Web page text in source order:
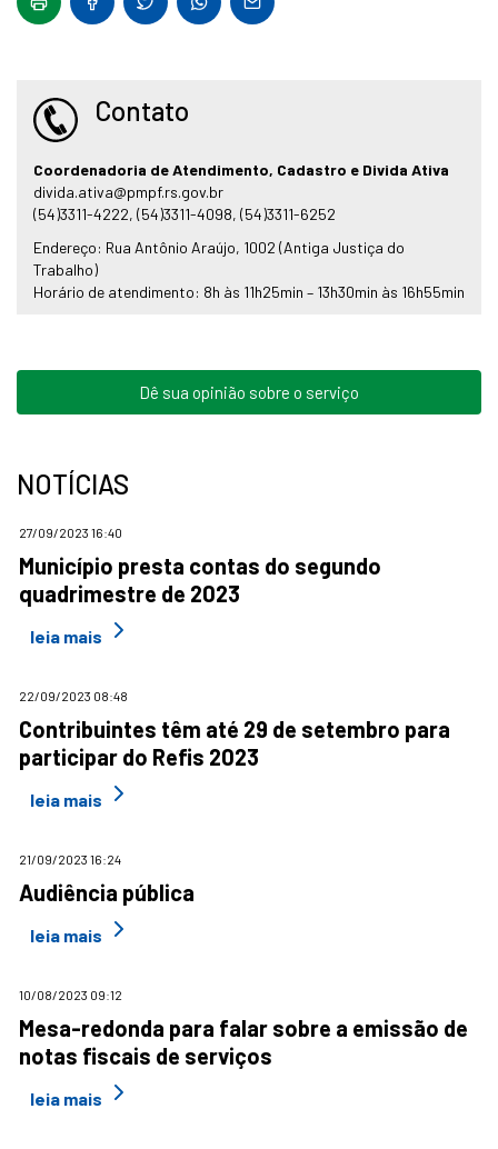
Contato
Coordenadoria de Atendimento, Cadastro e Divida Ativa
divida.ativa@pmpf.rs.gov.br
(54)3311-4222, (54)3311-4098, (54)3311-6252
Endereço: Rua Antônio Araújo, 1002 (Antiga Justiça do
Trabalho)
Horário de atendimento: 8h às 11h25min – 13h30min às 16h55min
Dê sua opinião sobre o serviço
NOTÍCIAS
27/09/2023 16:40
Município presta contas do segundo
quadrimestre de 2023
leia mais
22/09/2023 08:48
Contribuintes têm até 29 de setembro para
participar do Refis 2023
leia mais
21/09/2023 16:24
Audiência pública
leia mais
10/08/2023 09:12
Mesa-redonda para falar sobre a emissão de
notas fiscais de serviços
leia mais